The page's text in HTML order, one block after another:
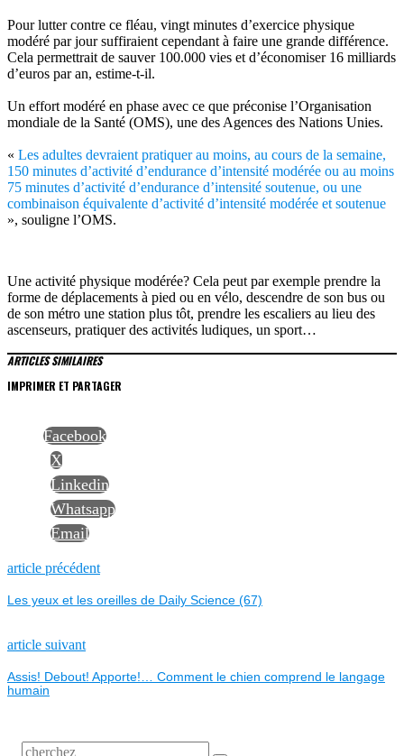
Pour lutter contre ce fléau, vingt minutes d’exercice physique
modéré par jour suffiraient cependant à faire une grande différence.
Cela permettrait de sauver 100.000 vies et d’économiser 16 milliards
d’euros par an, estime-t-il.
Un effort modéré en phase avec ce que préconise l’Organisation
mondiale de la Santé (OMS), une des Agences des Nations Unies.
« Les adultes devraient pratiquer au moins, au cours de la semaine,
150 minutes d’activité d’endurance d’intensité modérée ou au moins
75 minutes d’activité d’endurance d’intensité soutenue, ou une
combinaison équivalente d’activité d’intensité modérée et soutenue
», souligne l’OMS.
Une activité physique modérée? Cela peut par exemple prendre la
forme de déplacements à pied ou en vélo, descendre de son bus ou
de son métro une station plus tôt, prendre les escaliers au lieu des
ascenseurs, pratiquer des activités ludiques, un sport…
ARTICLES SIMILAIRES
IMPRIMER ET PARTAGER
Facebook
X
Linkedin
Whatsapp
Email
NAVIGATION
DE
L’ARTICLE
article précédentPrevious
Les yeux et les oreilles de Daily Science (67)
article suivantNext
Assis! Debout! Apporte!… Comment le chien comprend le langage
humain